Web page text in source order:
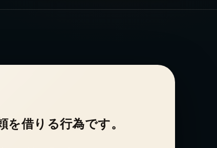
を借りる行為です。